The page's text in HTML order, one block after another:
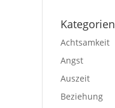
Kategorien
Achtsamkeit
Angst
Auszeit
Beziehung